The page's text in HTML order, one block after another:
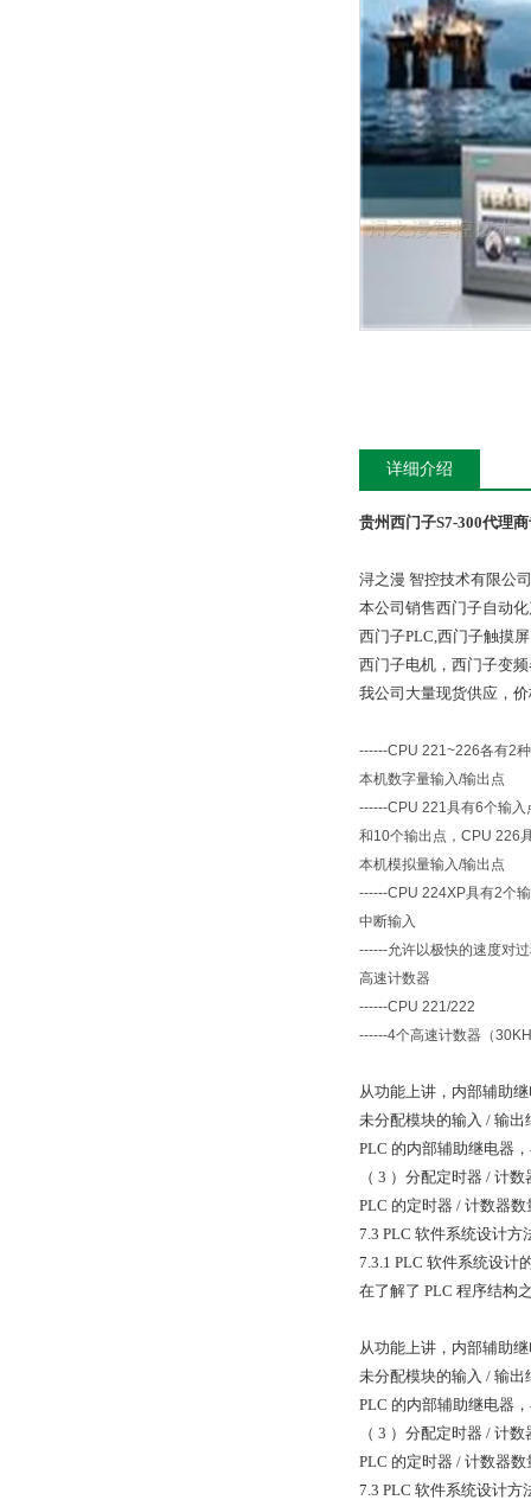
详细介绍
贵州西门子S7-300代理
浔之漫 智控技术有限公
本公司销售西门子自动
西门子PLC,西门子触摸
西门子电机，西门子变
我公司大量现货供应，
------CPU 221~226各有2
本机数字量输入/输出点
------CPU 221具有6个输入
和10个输出点， CPU 226
本机模拟量输入/输出点
------CPU 224XP具有2个
中断输入
------允许以极快的速度对
高速计数器
------CPU 221/222
------4个高速计数器（
从功能上讲，内部辅助
未分配模块的输入 / 输
PLC 的内部辅助继电器
（ 3 ）分配定时器 / 计数
PLC 的定时器 / 计数器
7.3 PLC 软件系统设计方
7.3.1 PLC 软件系统设计
在了解了 PLC 程序结构
从功能上讲，内部辅助
未分配模块的输入 / 输
PLC 的内部辅助继电器
（ 3 ）分配定时器 / 计数
PLC 的定时器 / 计数器
7.3 PLC 软件系统设计方